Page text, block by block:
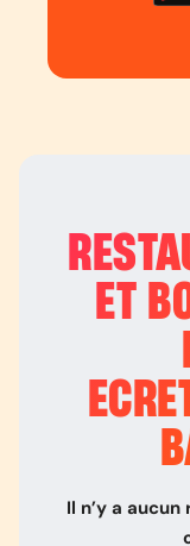
ET
Il n’y a